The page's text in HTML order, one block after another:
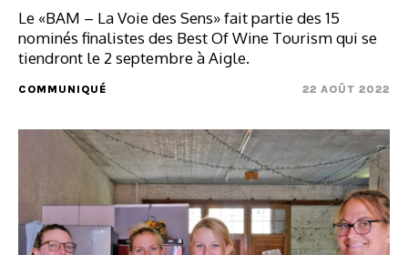
Le «BAM – La Voie des Sens» fait partie des 15
nominés finalistes des Best Of Wine Tourism qui se
tiendront le 2 septembre à Aigle.
COMMUNIQUÉ 22 AOÛT 2022